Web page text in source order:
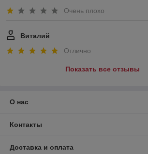
Очень плохо
Виталий
Отлично
Показать все отзывы
О нас
Контакты
Доставка и оплата